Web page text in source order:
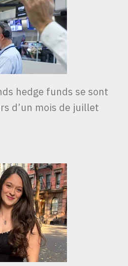
hedge funds se sont
d’un mois de juillet